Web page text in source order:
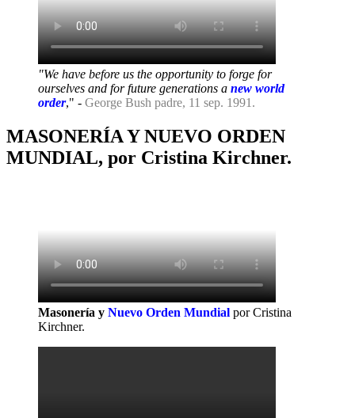
"We have before us the opportunity to forge for
ourselves and for future generations a new world
order," - George Bush padre, 11 sep. 1991.
MASONERÍA Y NUEVO ORDEN
MUNDIAL, por Cristina Kirchner.
Masonería y Nuevo Orden Mundial por Cristina
Kirchner.